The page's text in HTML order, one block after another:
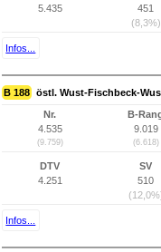
5.435
451
(8,3%)
Infos...
B 188 östl. Wust-Fischbeck-
Nr.
4.535
(9.759)
B-
9.019
(6.618)
DTV
4.251
SV
510
Infos...